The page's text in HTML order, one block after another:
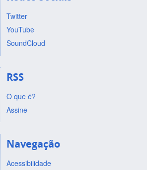
Twitter
YouTube
SoundCloud
RSS
O que é?
Assine
Navegação
Acessibilidade